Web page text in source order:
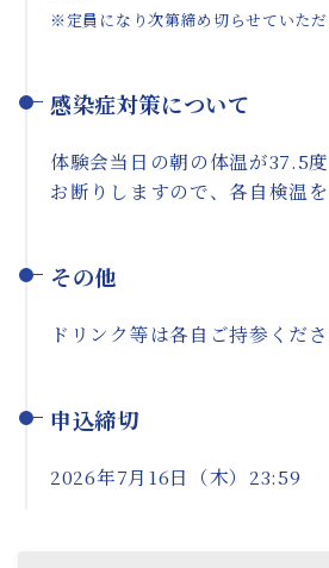
※定員になり次第締め切らせていた
感染症対策について
体験会当日の朝の体温が37.5
お断りしますので、各自検温を
その他
ドリンク等は各自ご持参くだ
申込締切
2026年7月16日（木）23:59